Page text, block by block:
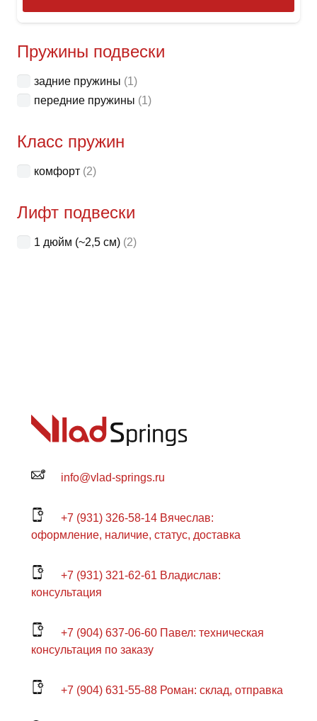
Пружины подвески
задние пружины (1)
передние пружины (1)
Класс пружин
комфорт (2)
Лифт подвески
1 дюйм (~2,5 см) (2)
info@vlad-springs.ru
+7 (931) 326-58-14 Вячеслав:
оформление, наличие, статус, доставка
+7 (931) 321-62-61 Владислав:
консультация
+7 (904) 637-06-60 Павел: техническая
консультация по заказу
+7 (904) 631-55-88 Роман: склад, отправка